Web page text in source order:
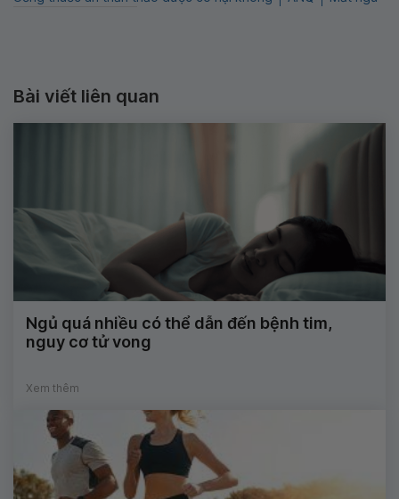
Bài viết liên quan
Ngủ quá nhiều có thể dẫn đến bệnh tim,
nguy cơ tử vong
Xem thêm